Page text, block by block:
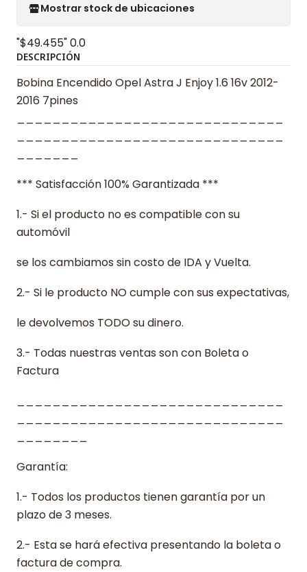
Mostrar stock de ubicaciones
"$49.455"0.0
DESCRIPCIÓN
Bobina Encendido Opel Astra J Enjoy 1.6 16v 2012-
2016 7pines
*** Satisfacción 100% Garantizada ***
1.- Si el producto no es compatible con su
automóvil
se los cambiamos sin costo de IDA y Vuelta.
2.- Si le producto NO cumple con sus expectativas,
le devolvemos TODO su dinero.
3.- Todas nuestras ventas son con Boleta o
Factura
Garantía:
1.- Todos los productos tienen garantía por un
plazo de 3 meses.
2.- Esta se hará efectiva presentando la boleta o
factura de compra.